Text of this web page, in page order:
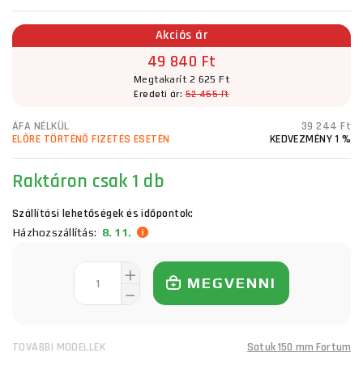
Akciós ár
49 840 Ft
Megtakarít 2 625 Ft
Eredeti ár:52 465 Ft
ÁFA NÉLKÜL
39 244 Ft
ELŐRE TÖRTÉNŐ FIZETÉS ESETÉN
KEDVEZMÉNY 1 %
Raktáron csak 1 db
Szállítási lehetőségek és időpontok:
Házhozszállítás: 8. 11.
MEGVENNI
TOVÁBBI MODELLEK Satuk 150 mm Fortum